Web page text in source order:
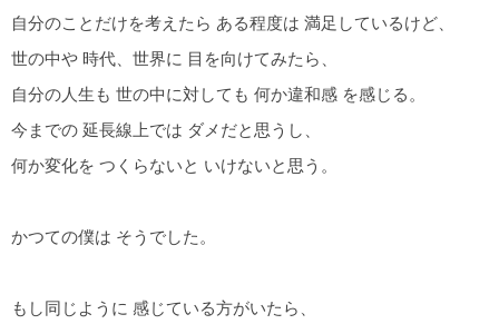
自分のことだけを考えたら ある程度は 満足しているけど、
世の中や 時代、世界に 目を向けてみたら、
自分の人生も 世の中に対しても 何か違和感 を感じる。
今までの 延長線上では ダメだと思うし、
何か変化を つくらないと いけないと思う。
かつての僕は そうでした。
もし同じように 感じている方がいたら、